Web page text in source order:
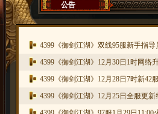
公告
4399《御剑江湖》双线95服新手指导
4399《御剑江湖》12月30日1时网络
4399《御剑江湖》12月28日7时新42
4399《御剑江湖》12月25日全服更